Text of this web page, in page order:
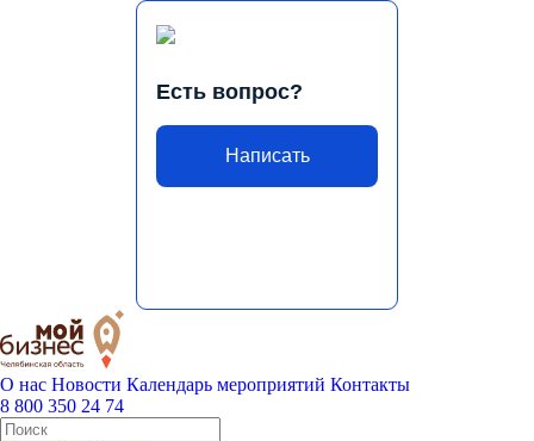
Есть вопрос?
Написать
О нас Новости Календарь мероприятий Контакты
8 800 350 24 74